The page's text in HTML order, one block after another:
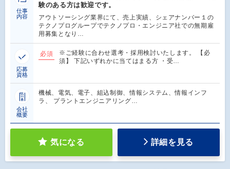
仕事
内容
験のある方は歓迎です。
アウトソーシング業界にて、売上実績、シェアナンバー１の
テクノプログループでテクノプロ・エンジニア社での無期雇
用募集となり…
応募
資格
必須
※ご経験に合わせ選考・採用検討いたします。 【必
須】 下記いずれかに当てはまる方 ・受…
会社
概要
機械、電気、電子、組込制御、情報システム、情報インフ
ラ、 プラントエンジニアリング…
気になる 詳細を見る